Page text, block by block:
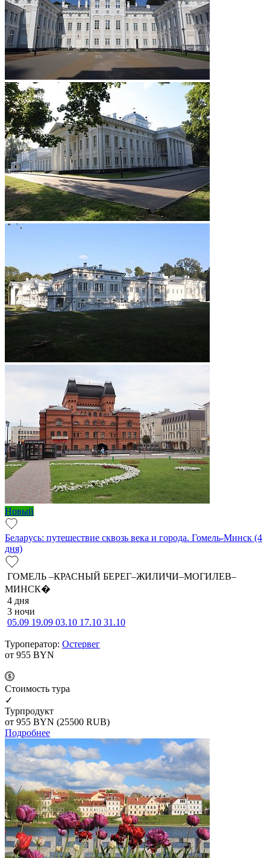
Новый
Беларусь: путешествие сквозь века и города. Гомель-Минск (4
дня)
ГОМЕЛЬ –КРАСНЫЙ БЕРЕГ–ЖИЛИЧИ–МОГИЛЕВ–
МИНСК�
4 дня
3 ночи
05.09 19.09 03.10 17.10 31.10
Туроператор: Остервег
от 955 BYN
Cтоимость тура
✓
Турпродукт
от 955 BYN (25500 RUB)
Подробнее